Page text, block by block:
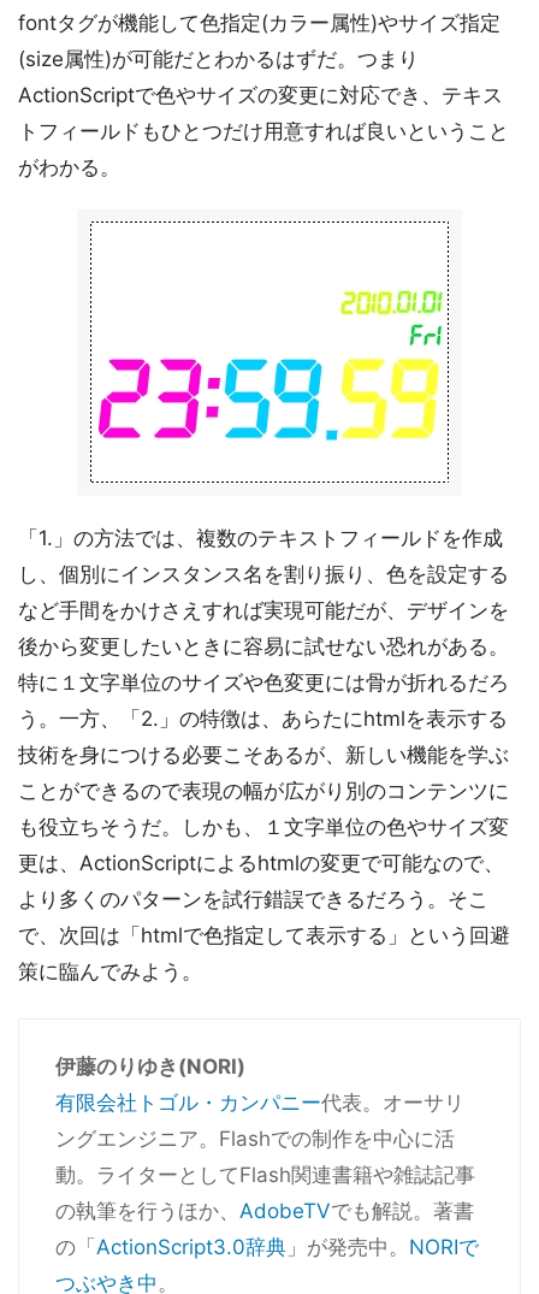
fontタグが機能して色指定(カラー属性)やサイズ指定
(size属性)が可能だとわかるはずだ。つまり
ActionScriptで色やサイズの変更に対応でき、テキス
トフィールドもひとつだけ用意すれば良いということ
がわかる。
「1.」の方法では、複数のテキストフィールドを作成
し、個別にインスタンス名を割り振り、色を設定する
など手間をかけさえすれば実現可能だが、デザインを
後から変更したいときに容易に試せない恐れがある。
特に１文字単位のサイズや色変更には骨が折れるだろ
う。一方、「2.」の特徴は、あらたにhtmlを表示する
技術を身につける必要こそあるが、新しい機能を学ぶ
ことができるので表現の幅が広がり別のコンテンツに
も役立ちそうだ。しかも、１文字単位の色やサイズ変
更は、ActionScriptによるhtmlの変更で可能なので、
より多くのパターンを試行錯誤できるだろう。そこ
で、次回は「htmlで色指定して表示する」という回避
策に臨んでみよう。
伊藤のりゆき(NORI)
有限会社トゴル・カンパニー代表。オーサリ
ングエンジニア。Flashでの制作を中心に活
動。ライターとしてFlash関連書籍や雑誌記事
の執筆を行うほか、 AdobeTVでも解説。著書
の「 ActionScript3.0辞典 」が発売中。 NORIで
つぶやき中。